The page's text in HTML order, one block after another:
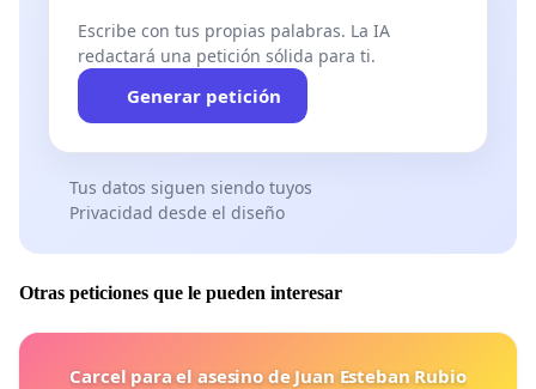
Escribe con tus propias palabras. La IA
redactará una petición sólida para ti.
Generar petición
Tus datos siguen siendo tuyos
Privacidad desde el diseño
Otras peticiones que le pueden interesar
Carcel para el asesino de Juan Esteban Rubio